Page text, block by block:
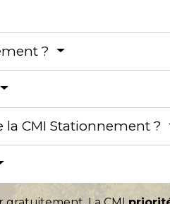
?
CMI Stationnement ?